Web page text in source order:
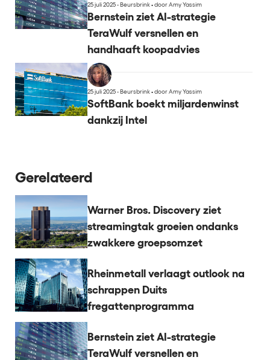
25 juli 2025 - Beursbrink•door Amy Yassim
Bernstein ziet AI-strategie
TeraWulf versnellen en
handhaaft koopadvies
25 juli 2025 - Beursbrink•door Amy Yassim
SoftBank boekt miljardenwinst
dankzij Intel
Gerelateerd
Warner Bros. Discovery ziet
streamingtak groeien ondanks
zwakkere groepsomzet
Rheinmetall verlaagt outlook na
schrappen Duits
fregattenprogramma
Bernstein ziet AI-strategie
TeraWulf versnellen en